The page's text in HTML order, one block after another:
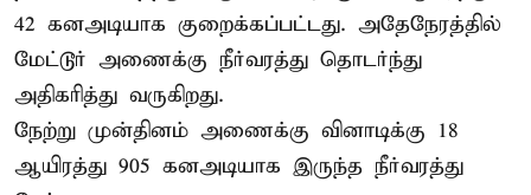
42 கனஅடியாக குறைக்கப்பட்டது. அதேநேரத்தில்
மேட்டூர் அணைக்கு நீர்வரத்து தொடர்ந்து
அதிகரித்து வருகிறது.
நேற்று முன்தினம் அணைக்கு வினாடிக்கு 18
ஆயிரத்து 905 கனஅடியாக இருந்த நீர்வரத்து